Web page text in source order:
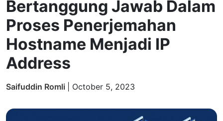
Bertanggung Jawab Dalam
Proses Penerjemahan
Hostname Menjadi IP
Address
Saifuddin Romli October 5, 2023